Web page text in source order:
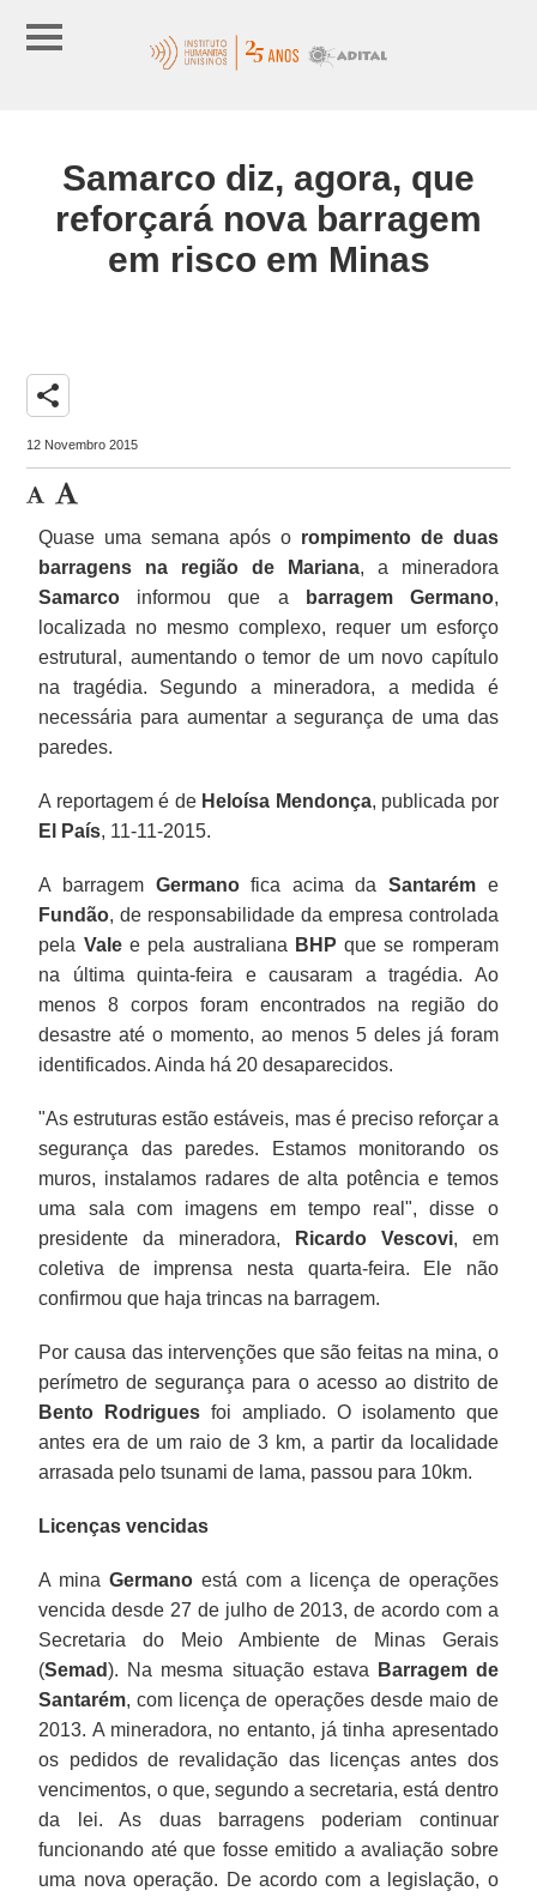
Samarco diz, agora, que
reforçará nova barragem
em risco em Minas
share
12 Novembro 2015
Quase uma semana após o rompimento de duas
barragens na região de Mariana, a mineradora
Samarco informou que a barragem Germano,
localizada no mesmo complexo, requer um esforço
estrutural, aumentando o temor de um novo capítulo
na tragédia. Segundo a mineradora, a medida é
necessária para aumentar a segurança de uma das
paredes.
A reportagem é de Heloísa Mendonça, publicada por
El País, 11-11-2015.
A barragem Germanofica acima daSantarém e
Fundão, de responsabilidade da empresa controlada
pela Valee pela australiana BHP que se romperam
na última quinta-feira e causaram a tragédia. Ao
menos 8 corpos foram encontrados na região do
desastre até o momento, ao menos 5 deles já foram
identificados. Ainda há 20 desaparecidos.
"As estruturas estão estáveis, mas é preciso reforçar a
segurança das paredes. Estamos monitorando os
muros, instalamos radares de alta potência e temos
uma sala com imagens em tempo real", disse o
presidente da mineradora,
Ricardo Vescovi, em
coletiva de imprensa nesta quarta-feira. Ele não
confirmou que haja trincas na barragem.
Por causa das intervenções que são feitas na mina, o
perímetro de segurança para o acesso ao distrito de
Bento Rodrigues foi ampliado. O isolamento que
antes era de um raio de 3 km, a partir da localidade
arrasada pelo tsunami de lama, passou para 10km.
Licenças vencidas
A minaGermano está com a licença de operações
vencida desde 27 de julho de 2013, de acordo com a
Secretaria do Meio Ambiente de Minas Gerais
(Semad). Na mesma situação estava
Barragem de
Santarém, com licença de operações desde maio de
2013. A mineradora, no entanto, já tinha apresentado
os pedidos de revalidação das licenças antes dos
vencimentos, o que, segundo a secretaria, está dentro
da lei. As duas barragens poderiam continuar
funcionando até que fosse emitido a avaliação sobre
uma nova operação. De acordo com a legislação, o